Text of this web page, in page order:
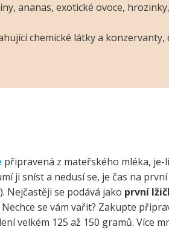
ananas, exotické ovoce,
chemické látky a
připravená z mateřského mléka,
ji sníst a nedusí se, je čas na
Nejčastěji se podává jako první
se vám vařit? Zakupte
velkém 125 až 150 gramů. Více